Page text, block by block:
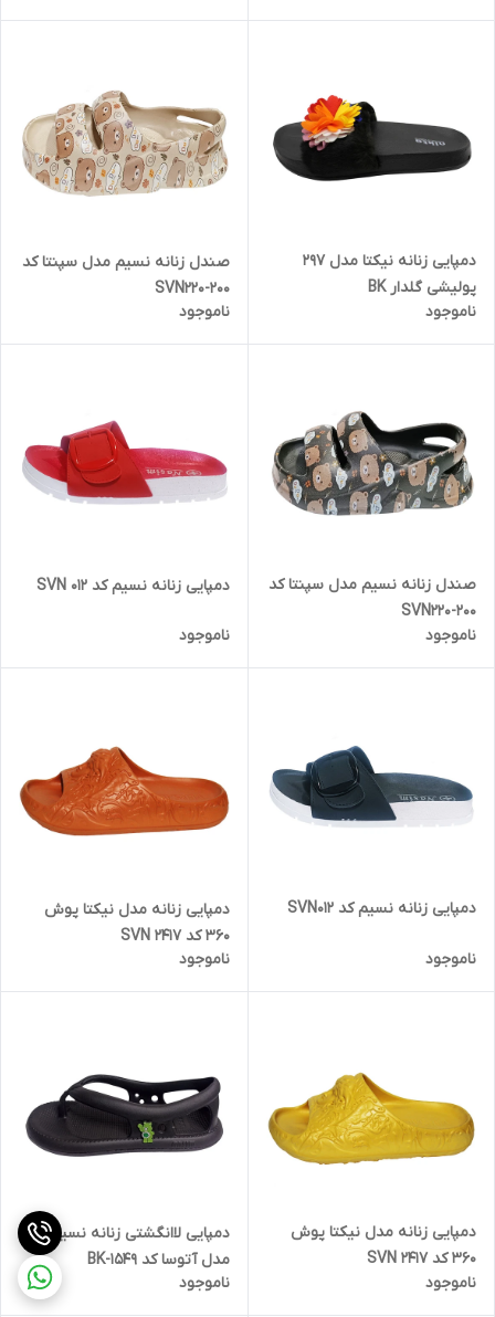
دمپایی زنانه نیکتا مدل 297
پولیشی گلدار BK
ناموجود
صندل زنانه نسیم مدل سپنتا کد
SVN220-200
ناموجود
صندل زنانه نسیم مدل سپنتا کد
SVN220-200
ناموجود
دمپایی زنانه نسیم کد SVN 012
ناموجود
دمپایی زنانه نسیم کد SVN012
ناموجود
دمپایی زنانه مدل نیکتا پوش
360 کد SVN 2417
ناموجود
دمپایی زنانه مدل نیکتا پوش
360 کد SVN 2417
ناموجود
دمپایی لاانگشتی زنانه نسیم
مدل آتوسا کد 1549-BK
ناموجود